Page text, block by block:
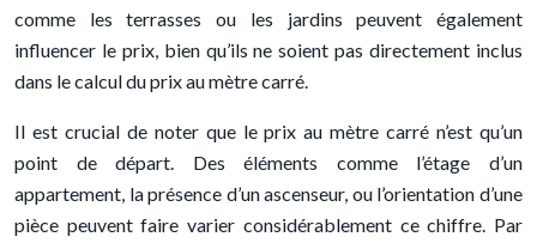
comme les terrasses ou les jardins peuvent également
influencer le prix, bien qu’ils ne soient pas directement inclus
dans le calcul du prix au mètre carré.
Il est crucial de noter que le prix au mètre carré n’est qu’un
point de départ. Des éléments comme l’étage d’un
appartement, la présence d’un ascenseur, ou l’orientation d’une
pièce peuvent faire varier considérablement ce chiffre. Par